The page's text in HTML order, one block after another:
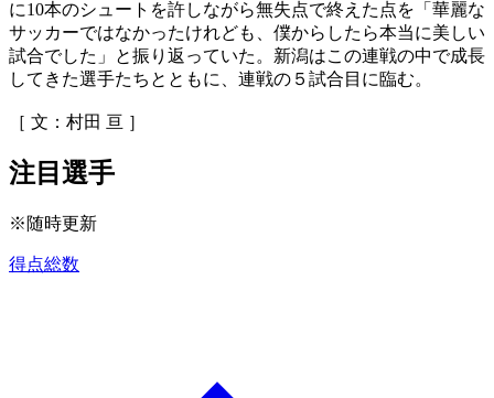
に10本のシュートを許しながら無失点で終えた点を「華麗な
サッカーではなかったけれども、僕からしたら本当に美しい
試合でした」と振り返っていた。新潟はこの連戦の中で成長
してきた選手たちとともに、連戦の５試合目に臨む。
［ 文：村田 亘 ］
注目選手
※随時更新
得点総数